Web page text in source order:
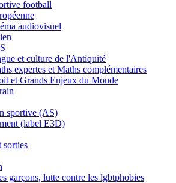
football
audiovisuel
et culture de l'Antiquité
expertes et Maths complémentaires
et Grands Enjeux du Monde
sportive (AS)
(label E3D)
sorties
garçons, lutte contre les lgbtphobies